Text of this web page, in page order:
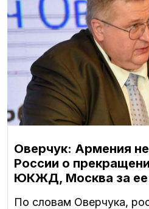
Оверчук: Армения
России о
ЮКЖД, Москва за ее
По словам Оверчука,